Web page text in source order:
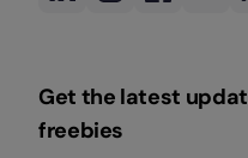
Get the latest
freebies